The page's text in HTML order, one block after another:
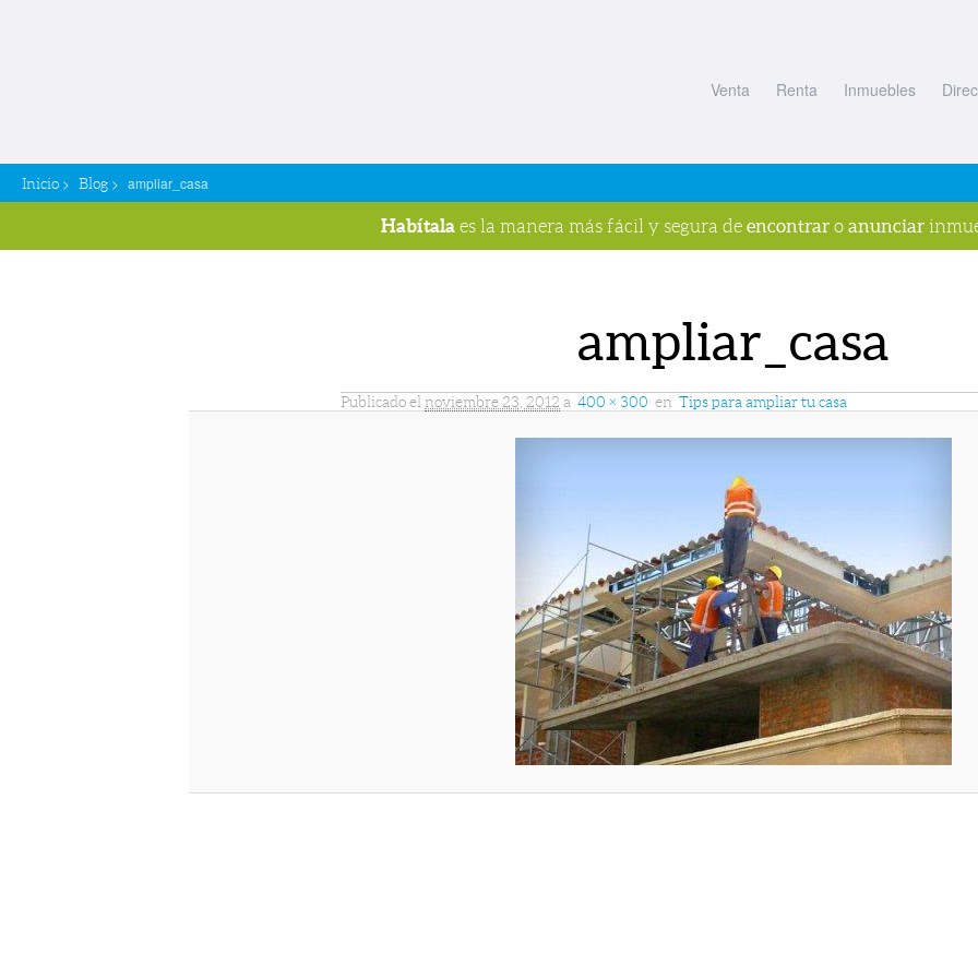
Venta Renta Inmuebles
Inicio > Blog > ampliar_casa
Habítala es la manera más fácil y segura de encontrar o anunciar
ampliar_casa
Publicado el noviembre 23, 2012 a 400 × 300 en Tips para ampliar tu casa